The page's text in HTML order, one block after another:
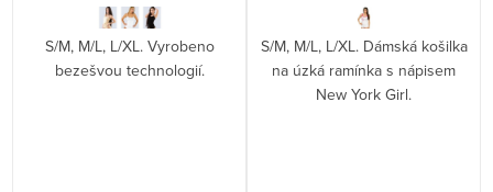
S/M, M/L, L/XL. Vyrobeno
bezešvou technologií.
S/M, M/L, L/XL. Dámská košilka
na úzká ramínka s nápisem
New York Girl.